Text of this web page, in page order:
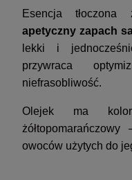
Esencja
apetyczny zapach
lekki i
przywraca
niefrasobliwość.
Olejek ma kolor
owoców użytych do